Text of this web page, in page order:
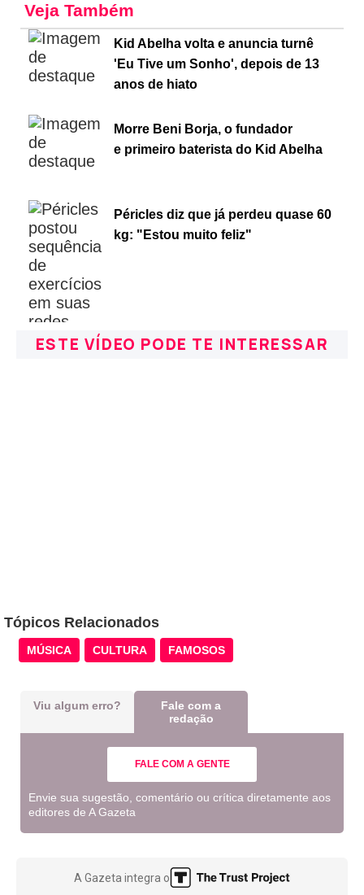
Veja Também
Kid Abelha volta e anuncia turnê
'Eu Tive um Sonho', depois de 13
anos de hiato
Morre Beni Borja, o fundador
e primeiro baterista do Kid Abelha
Péricles diz que já perdeu quase 60
kg: "Estou muito feliz"
ESTE VÍDEO PODE TE INTERESSAR
Tópicos Relacionados
MÚSICA CULTURA FAMOSOS
Viu algum erro?
Fale com a
redação
FALE COM A GENTE
Envie sua sugestão, comentário ou crítica diretamente aos
editores de A Gazeta
A Gazeta integra o